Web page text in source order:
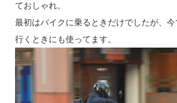
ておしゃれ。
最初はバイクに乗るときだけでしたが、
行くときにも使ってます。